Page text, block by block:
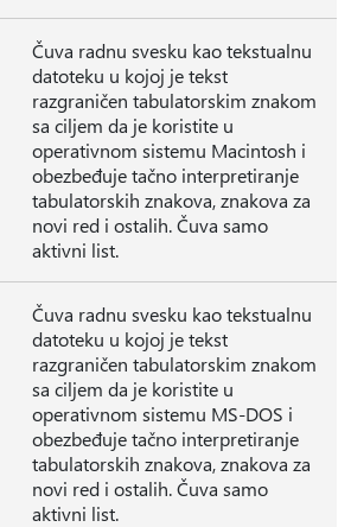
Čuva radnu svesku kao tekstualnu
datoteku u kojoj je tekst
razgraničen tabulatorskim znakom
sa ciljem da je koristite u
operativnom sistemu Macintosh i
obezbeđuje tačno interpretiranje
tabulatorskih znakova, znakova za
novi red i ostalih. Čuva samo
aktivni list.
Čuva radnu svesku kao tekstualnu
datoteku u kojoj je tekst
razgraničen tabulatorskim znakom
sa ciljem da je koristite u
operativnom sistemu MS-DOS i
obezbeđuje tačno interpretiranje
tabulatorskih znakova, znakova za
novi red i ostalih. Čuva samo
aktivni list.